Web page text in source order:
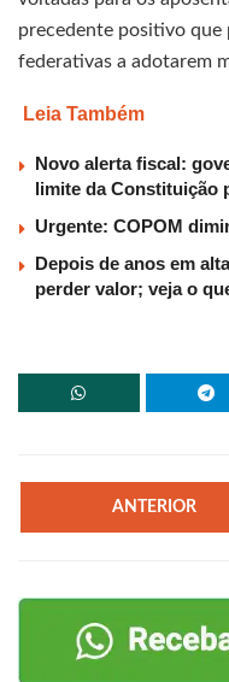
precedente positivo
federativas a adotarem
Leia Também
Novo alerta fiscal:
limite da Constituição
Urgente: COPOM
Depois de anos em
perder valor; veja o
ANTERIOR